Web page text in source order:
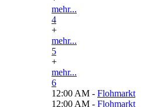
mehr...
4
+
mehr...
5
+
mehr...
6
12:00 AM - Flohmarkt
12:00 AM - Flohmarkt